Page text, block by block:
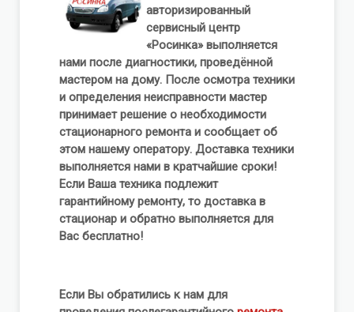
авторизированный
сервисный центр
«Росинка» выполняется
нами после диагностики, проведённой
мастером на дому. После осмотра техники
и определения неисправности мастер
принимает решение о необходимости
стационарного ремонта и сообщает об
этом нашему оператору. Доставка техники
выполняется нами в кратчайшие сроки!
Если Ваша техника подлежит
гарантийному ремонту, то доставка в
стационар и обратно выполняется для
Вас бесплатно!
Если Вы обратились к нам для